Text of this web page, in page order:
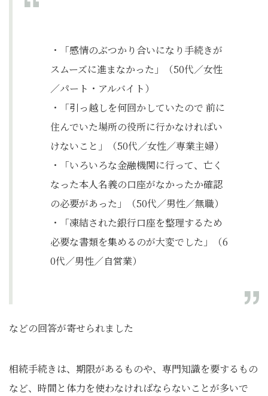
・「感情のぶつかり合いになり手続きが
スムーズに進まなかった」（50代／女性
／パート・アルバイト）
・「引っ越しを何回かしていたので 前に
住んでいた場所の役所に行かなければい
けないこと」（50代／女性／専業主婦）
・「いろいろな金融機関に行って、亡く
なった本人名義の口座がなかったか確認
の必要があった」（50代／男性／無職）
・「凍結された銀行口座を整理するため
必要な書類を集めるのが大変でした」（6
0代／男性／自営業）
などの回答が寄せられました
相続手続きは、期限があるものや、専門知識を要するもの
など、時間と体力を使わなければならないことが多いで